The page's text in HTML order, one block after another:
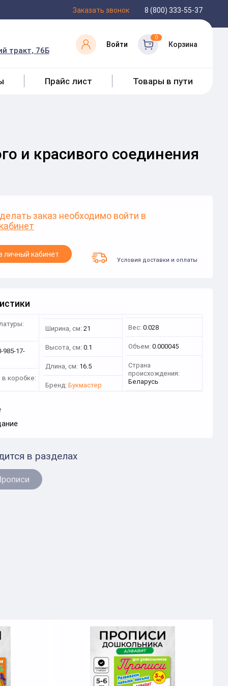
Заказать звонок 8 (800) 333-55-37
тракт, 76Б
Войти
0
Корзина
Прайс лист Товары в пути
и красивого соединения
заказ необходимо войти в
личный кабинет
Условия доставки и оплаты
985-17-
коробке:
Ширина, см: 21
Высота, см: 0.1
Длина, см: 16.5
Бренд: Букмастер
Вес: 0.028
Объем: 0.000045
Страна
происхождения:
Беларусь
в разделах